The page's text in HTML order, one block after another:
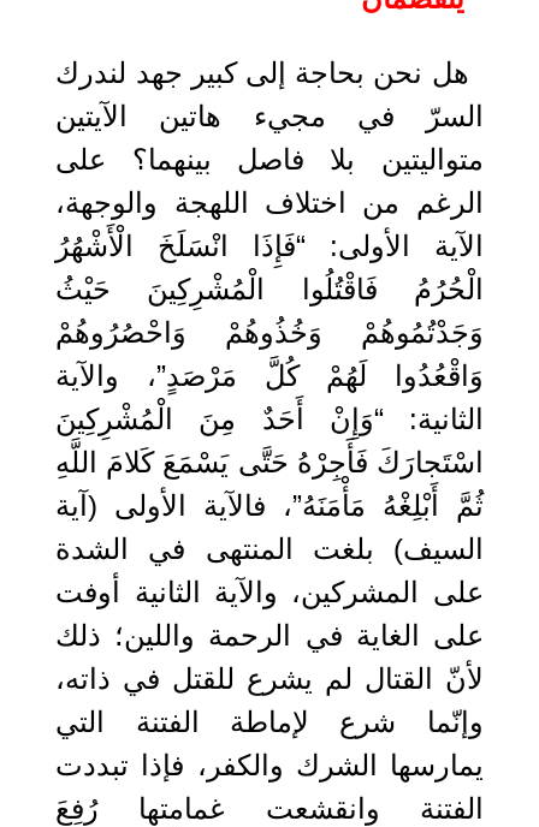
هل نحن بحاجة إلى كبير جهد لندرك
السرّ في مجيء هاتين الآيتين
متواليتين بلا فاصل بينهما؟ على
الرغم من اختلاف اللهجة والوجهة،
الآية الأولى: “فَإِذَا ‌انْسَلَخَ ‌الْأَشْهُرُ
الْحُرُمُ فَاقْتُلُوا الْمُشْرِكِينَ حَيْثُ
وَجَدْتُمُوهُمْ وَخُذُوهُمْ وَاحْصُرُوهُمْ
وَاقْعُدُوا لَهُمْ كُلَّ مَرْصَدٍ”، والآية
الثانية: “وَإِنْ أَحَدٌ مِنَ الْمُشْرِكِينَ
اسْتَجارَكَ فَأَجِرْهُ حَتَّى يَسْمَعَ كَلامَ اللَّهِ
ثُمَّ أَبْلِغْهُ مَأْمَنَهُ”، فالآية الأولى (آية
السيف) بلغت المنتهى في الشدة
على المشركين، والآية الثانية أوفت
على الغاية في الرحمة واللين؛ ذلك
لأنّ القتال لم يشرع للقتل في ذاته،
وإنّما شرع لإماطة الفتنة التي
يمارسها الشرك والكفر، فإذا تبددت
الفتنة وانقشعت غمامتها رُفِعَ